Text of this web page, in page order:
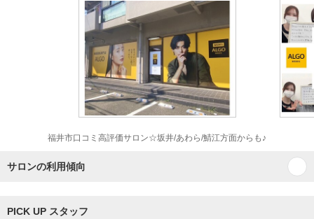
福井市口コミ高評価サロン☆坂井/あわら/鯖江方面からも♪
サロンの利用傾向
PICK UP スタッフ